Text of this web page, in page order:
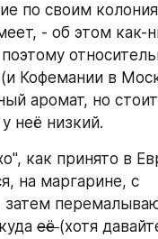
по своим
- об этом как-
Кофемании в
аромат, но
неё низкий.
как принято в
на маргарине, с
затем
её (хотя